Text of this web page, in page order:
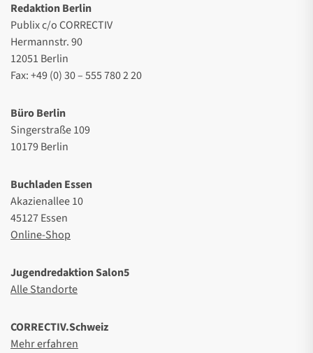
Redaktion Berlin
Publix c/o CORRECTIV
Hermannstr. 90
12051 Berlin
Fax: +49 (0) 30 – 555 780 2 20
Büro Berlin
Singerstraße 109
10179 Berlin
Buchladen Essen
Akazienallee 10
45127 Essen
Online-Shop
Jugendredaktion Salon5
Alle Standorte
CORRECTIV.Schweiz
Mehr erfahren